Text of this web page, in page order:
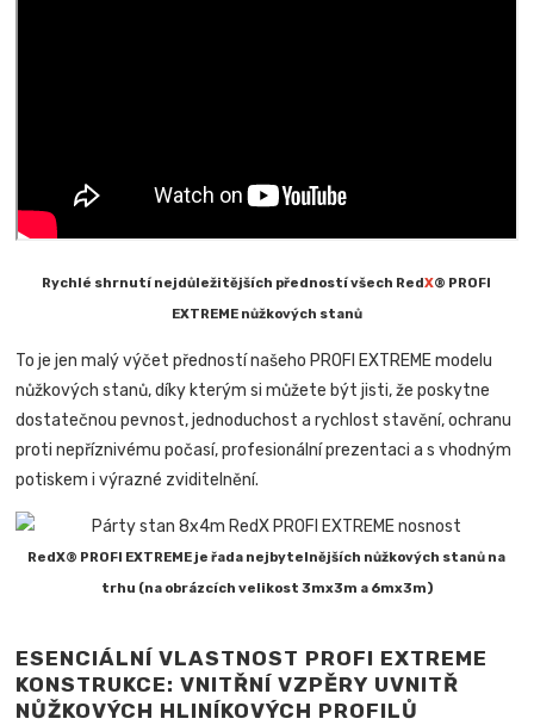
Rychlé shrnutí nejdůležitějších předností všech RedX® PROFI
EXTREME nůžkových stanů
To je jen malý výčet předností našeho PROFI EXTREME modelu
nůžkových stanů, díky kterým si můžete být jisti, že poskytne
dostatečnou pevnost, jednoduchost a rychlost stavění, ochranu
proti nepříznivému počasí, profesionální prezentaci a s vhodným
potiskem i výrazné zviditelnění.
RedX® PROFI EXTREME je řada nejbytelnějších nůžkových stanů na
trhu (na obrázcích velikost 3mx3m a 6mx3m)
ESENCIÁLNÍ VLASTNOST PROFI EXTREME
KONSTRUKCE: VNITŘNÍ VZPĚRY UVNITŘ
NŮŽKOVÝCH HLINÍKOVÝCH PROFILŮ